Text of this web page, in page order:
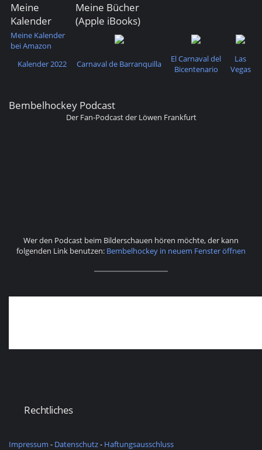
Meine
Kalender
Meine Bücher
(Apple iBooks)
Meine Kalender
bei Amazon
Kalender 2022
Carnaval de Barranquilla
El Carnaval del
Bicentenario
Las
Vegas
Bembelhockey Podcast
Der Fan-Podcast der Löwen Frankfurt
Wer den Podcast beim Bilderschauen hören möchte, der kann
folgenden Link benutzen: Bembelhockey in neuem Fenster öffnen
Rechtliches
Impressum - Datenschutz- Haftungsausschluss